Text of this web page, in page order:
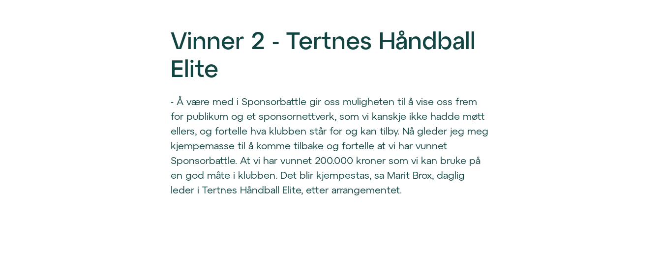
Vinner 2 - Tertnes Håndball
Elite
- Å være med i Sponsorbattle gir oss muligheten til å vise oss frem
for publikum og et sponsornettverk, som vi kanskje ikke hadde møtt
ellers, og fortelle hva klubben står for og kan tilby. Nå gleder jeg meg
kjempemasse til å komme tilbake og fortelle at vi har vunnet
Sponsorbattle. At vi har vunnet 200.000 kroner som vi kan bruke på
en god måte i klubben. Det blir kjempestas, sa Marit Brox, daglig
leder i Tertnes Håndball Elite, etter arrangementet.